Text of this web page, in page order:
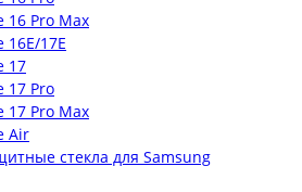
16 Pro Max
16E/17E
17
17 Pro
17 Pro Max
Air
стекла для Samsung